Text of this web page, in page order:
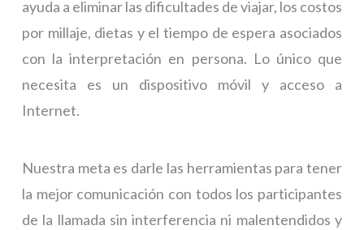
ayuda a eliminar las dificultades de viajar, los costos
por millaje, dietas y el tiempo de espera asociados
con la interpretación en persona. Lo único que
necesita es un dispositivo móvil y acceso a
Internet.
Nuestra meta es darle las herramientas para tener
la mejor comunicación con todos los participantes
de la llamada sin interferencia ni malentendidos y